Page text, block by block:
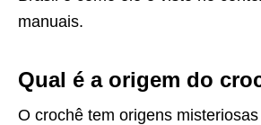
manuais.
Qual é a origem do
O crochê tem origens